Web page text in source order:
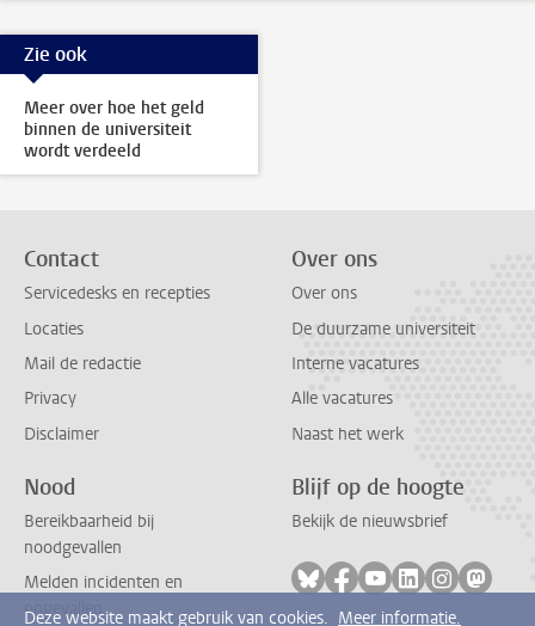
Zie ook
Meer over hoe het geld
binnen de universiteit
wordt verdeeld
Contact
Servicedesks en recepties
Locaties
Mail de redactie
Privacy
Disclaimer
Over ons
Over ons
De duurzame universiteit
Interne vacatures
Alle vacatures
Naast het werk
Nood
Bereikbaarheid bij
noodgevallen
Melden incidenten en
ongevallen
Blijf op de hoogte
Bekijk de nieuwsbrief
Volg ons op bluesky
Volg ons op facebook
Volg ons op
Volg ons op
Volg ons
Volg
Deze website maakt gebruik van cookies. Meer informatie.